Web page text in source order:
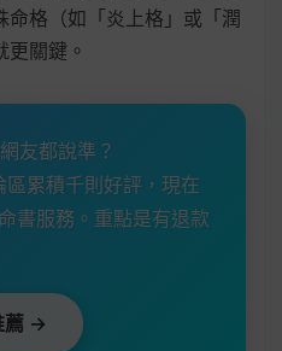
格（如「炎上格」或「潤
關鍵。
友都說準？
累積千則好評，現在
書服務。重點是有退款
薦 →